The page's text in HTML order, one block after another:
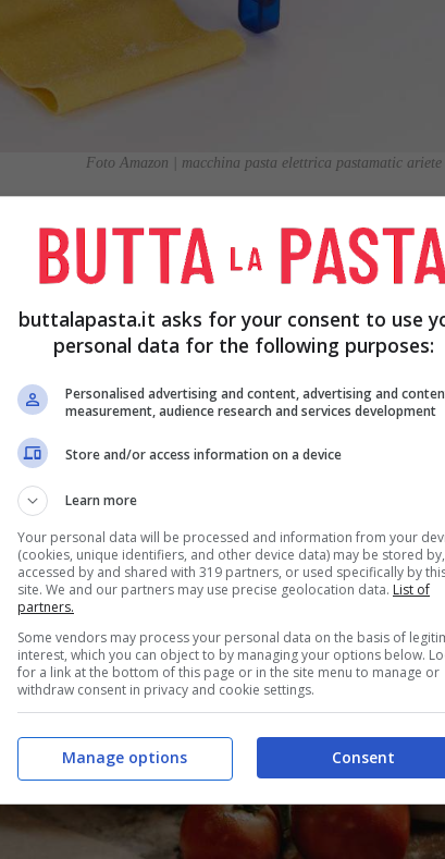
Foto Amazon | macchina pasta elettrica pastamatic ariete
agli accessori inclusi. Si può comprare su
è una vera bomba in 10
CON LA MACCHINA
buttalapasta.it asks for your consent to use
personal data for the following purposes:
Personalised advertising and content, advertising and
measurement, audience research and services development
Store and/or access information on a device
Learn more
Your personal data will be processed and information from your
(cookies, unique identifiers, and other device data) may be stored by,
accessed by and shared with 319 partners, or used specifically by
site. We and our partners may use precise geolocation data. List of
partners.
Some vendors may process your personal data on the basis of
interest, which you can object to by managing your options below.
for a link at the bottom of this page or in the site menu to manage or
withdraw consent in privacy and cookie settings.
Consent
Manage options